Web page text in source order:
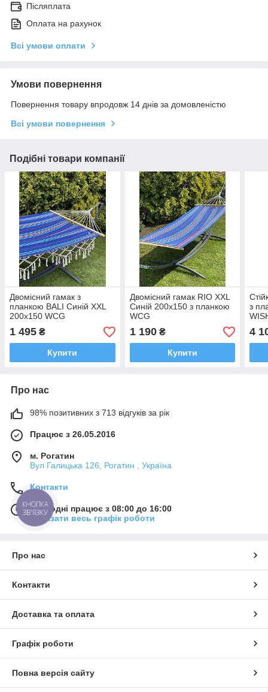
Післяплата
Оплата на рахунок
Всі умови оплати
Умови повернення
Повернення товару впродовж 14 днів за домовленістю
Всі умови повернення
Подібні товари компанії
Двомісний гамак з
планкою BALI Синій XXL
200х150 WCG
1 495 ₴
Купити
Двомісний гамак RIO XXL
Синій 200х150 з планкою
WCG
1 190₴
Купити
з
4
Про нас
98% позитивних з 713 відгуків за рік
Працює з 26.05.2016
м. Рогатин
Вул Галицька 126, Рогатин , Україна
Контакти
Сьогодні працює з 08:00 до 16:00
Показати весь графік роботи
Про нас
Контакти
Доставка та оплата
Графік роботи
Повна версія сайту
КНОПКА
ЗВ'ЯЗКУ